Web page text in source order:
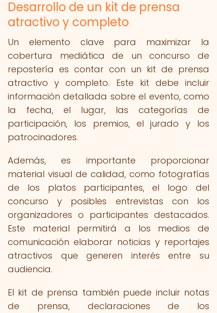
Desarrollo de un kit de prensa
atractivo y completo
Un elemento clave para maximizar la
cobertura mediática de un concurso de
repostería es contar con un kit de prensa
atractivo y completo. Este kit debe incluir
información detallada sobre el evento, como
la fecha, el lugar, las categorías de
participación, los premios, el jurado y los
patrocinadores.
Además, es importante proporcionar
material visual de calidad, como fotografías
de los platos participantes, el logo del
concurso y posibles entrevistas con los
organizadores o participantes destacados.
Este material permitirá a los medios de
comunicación elaborar noticias y reportajes
atractivos que generen interés entre su
audiencia.
El kit de prensa también puede incluir notas
de prensa, declaraciones de los